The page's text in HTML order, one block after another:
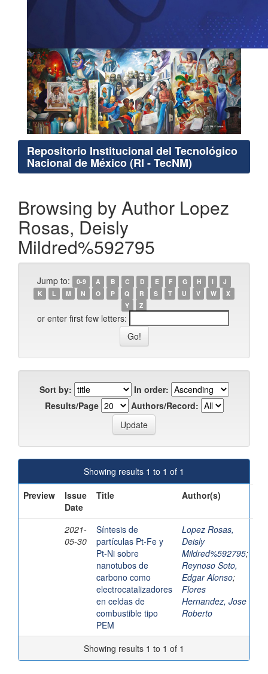
Repositorio Institucional del Tecnológico
Nacional de México (RI - TecNM)
Browsing by Author Lopez
Rosas, Deisly
Mildred%592795
Jump to: 0-9 A B C D E F G H I
J
K
L M N O P Q R S T U V W
X
Y
Z
or enter first few letters:
Sort by:
In order:
Results/Page
Authors/Record:
Showing results 1 to 1 of 1
Preview
Issue
Date
Title Author(s)
2021-
05-30
Síntesis de
partículas Pt-Fe y
Pt-Ni sobre
nanotubos de
carbono como
electrocatalizadores
en celdas de
combustible tipo
PEM
Lopez Rosas,
Deisly
Mildred%592795;
Reynoso Soto,
Edgar Alonso;
Flores
Hernandez, Jose
Roberto
Showing results 1 to 1 of 1